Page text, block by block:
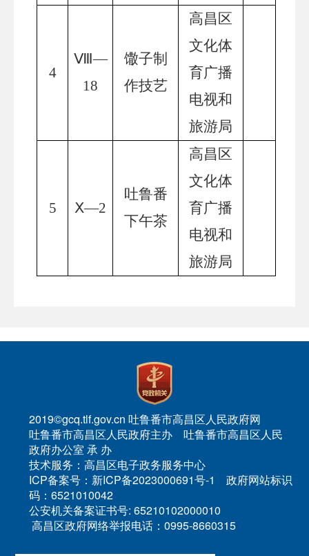
4
Ⅷ—
18
馓子制
作技艺
高昌区
文化体
育广播
电视和
旅游局
5 Ⅹ—2
吐鲁番
下午茶
高昌区
文化体
育广播
电视和
旅游局
2019©gcq.tlf.gov.cn 吐鲁番市高昌区人民政府网
吐鲁番市高昌区人民政府主办 吐鲁番市高昌区人民
政府办公室 承 办
技术服务：高昌区电子政务服务中心
ICP备案号：新ICP备2023000691号-1 政府网站标识
码：6521010042
公安机关备案证书号: 65210102000010
高昌区政府网络举报电话：0995-8660315